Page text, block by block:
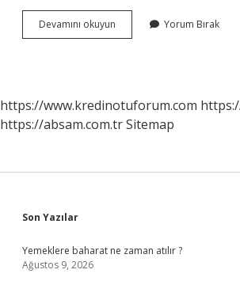
Devamını okuyun
Para
Yorum Bırak
https://www.kredinotuforum.com
https://absam.com.trSitemap
Sidebar
Son Yazılar
Yemeklere baharat ne zaman atılır ?
Ağustos 9, 2026